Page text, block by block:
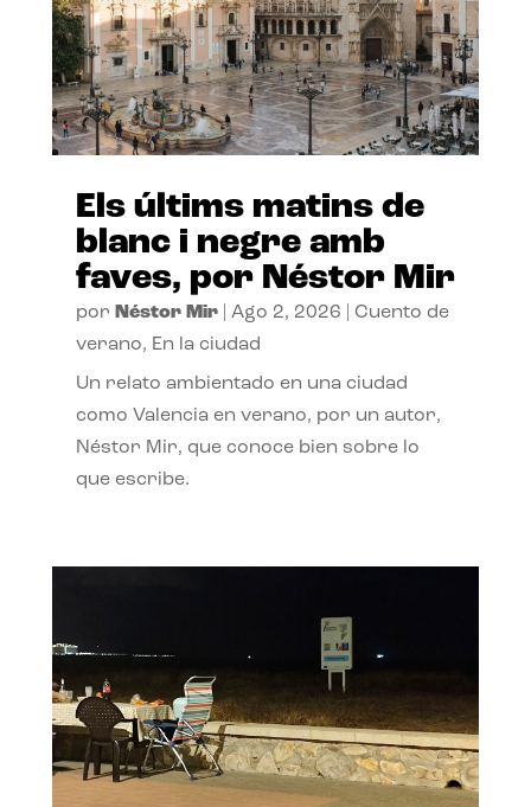
Els últims matins de
blanc i negre amb
faves, por Néstor Mir
por Néstor Mir| Ago 2, 2026
Cuento de
verano, En la ciudad
Un relato ambientado en una ciudad
como Valencia en verano, por un autor,
Néstor Mir, que conoce bien sobre lo
que escribe.